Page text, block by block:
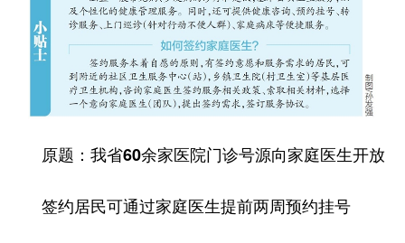
原题：我省60余家医院门诊号源向家庭医生开放
签约居民可通过家庭医生提前两周预约挂号